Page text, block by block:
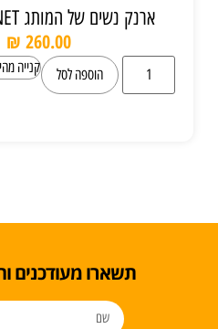
ארנק נשים של המותג JANET דגם 026
₪ 260.00
הוספה לסל קנייה
תשארו מעודכנים